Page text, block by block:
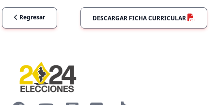
Regresar DESCARGAR FICHA CURRICULAR